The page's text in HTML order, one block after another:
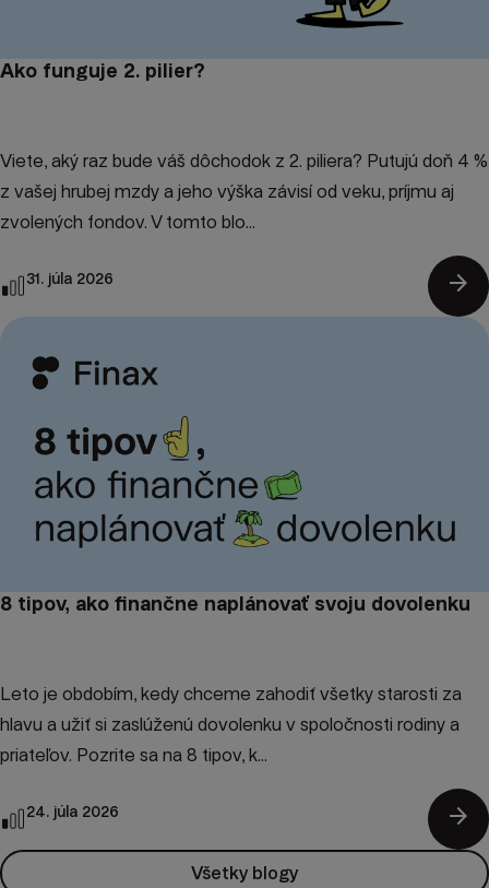
Ako funguje 2. pilier?
Viete, aký raz bude váš dôchodok z 2. piliera? Putujú doň 4 %
z vašej hrubej mzdy a jeho výška závisí od veku, príjmu aj
zvolených fondov. V tomto blo...
31. júla 2026 arrow_forward
8 tipov, ako finančne naplánovať svoju dovolenku
Leto je obdobím, kedy chceme zahodiť všetky starosti za
hlavu a užiť si zaslúženú dovolenku v spoločnosti rodiny a
priateľov. Pozrite sa na 8 tipov, k...
24. júla 2026 arrow_forward
Všetky blogy